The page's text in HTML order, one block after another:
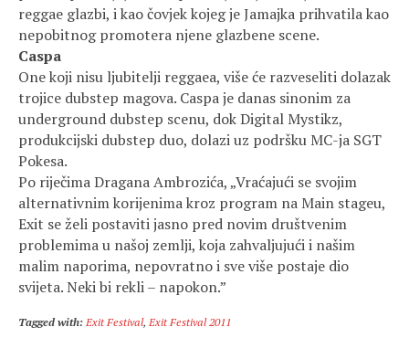
reggae glazbi, i kao čovjek kojeg je Jamajka prihvatila kao
nepobitnog promotera njene glazbene scene.
Caspa
One koji nisu ljubitelji reggaea, više će razveseliti dolazak
trojice dubstep magova. Caspa je danas sinonim za
underground dubstep scenu, dok Digital Mystikz,
produkcijski dubstep duo, dolazi uz podršku MC-ja SGT
Pokesa.
Po riječima Dragana Ambrozića, „Vraćajući se svojim
alternativnim korijenima kroz program na Main stageu,
Exit se želi postaviti jasno pred novim društvenim
problemima u našoj zemlji, koja zahvaljujući i našim
malim naporima, nepovratno i sve više postaje dio
svijeta. Neki bi rekli – napokon.”
Tagged with: Exit Festival, Exit Festival 2011